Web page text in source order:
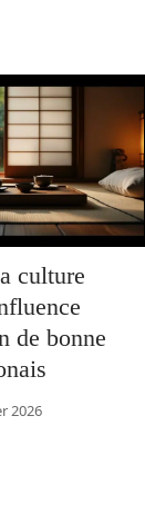
culture
de bonne
2026